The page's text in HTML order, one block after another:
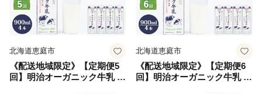
北海道恵庭市
《配送地域限定》【定期便5
回】明治オーガニック牛乳 9
北海道恵庭市
《配送地域限定》【定期便6
回】明治オーガニック牛乳 9